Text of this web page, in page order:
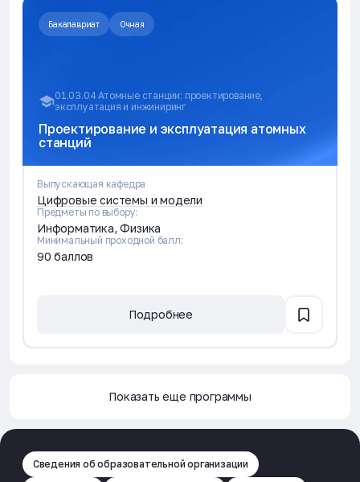
Бакалавриат Очная
01.03.04 Атомные станции: проектирование,
эксплуатация и инжиниринг
Проектирование и эксплуатация атомных
станций
Выпускающая кафедра
Цифровые системы и модели
Предметы по выбору:
Информатика, Физика
Минимальный проходной балл:
90 баллов
Подробнее
Показать еще программы
Сведения об образовательной организации